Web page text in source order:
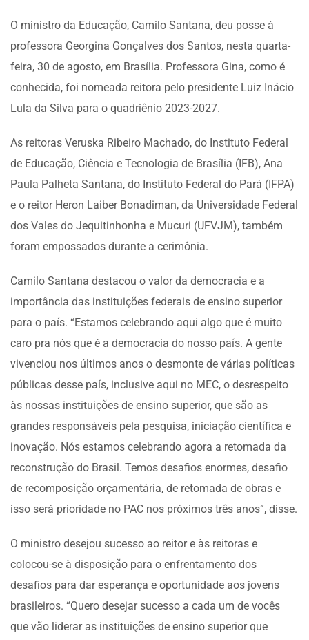
O ministro da Educação, Camilo Santana, deu posse à
professora Georgina Gonçalves dos Santos, nesta quarta-
feira, 30 de agosto, em Brasília. Professora Gina, como é
conhecida, foi nomeada reitora pelo presidente Luiz Inácio
Lula da Silva para o quadriênio 2023-2027.
As reitoras Veruska Ribeiro Machado, do Instituto Federal
de Educação, Ciência e Tecnologia de Brasília (IFB), Ana
Paula Palheta Santana, do Instituto Federal do Pará (IFPA)
e o reitor Heron Laiber Bonadiman, da Universidade Federal
dos Vales do Jequitinhonha e Mucuri (UFVJM), também
foram empossados durante a cerimônia.
Camilo Santana destacou o valor da democracia e a
importância das instituições federais de ensino superior
para o país. “Estamos celebrando aqui algo que é muito
caro pra nós que é a democracia do nosso país. A gente
vivenciou nos últimos anos o desmonte de várias políticas
públicas desse país, inclusive aqui no MEC, o desrespeito
às nossas instituições de ensino superior, que são as
grandes responsáveis pela pesquisa, iniciação científica e
inovação. Nós estamos celebrando agora a retomada da
reconstrução do Brasil. Temos desafios enormes, desafio
de recomposição orçamentária, de retomada de obras e
isso será prioridade no PAC nos próximos três anos”, disse.
O ministro desejou sucesso ao reitor e às reitoras e
colocou-se à disposição para o enfrentamento dos
desafios para dar esperança e oportunidade aos jovens
brasileiros. “Quero desejar sucesso a cada um de vocês
que vão liderar as instituições de ensino superior que